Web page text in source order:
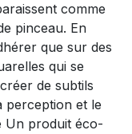
comme
pinceau. En
que sur des
qui se
de subtils
perception et le
Un produit éco-